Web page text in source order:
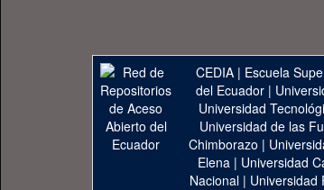
CEDIA | Escuela
del Ecuador|
Universidad
Universidad de las
Chimborazo |
Elena | Universidad
Nacional | Universidad